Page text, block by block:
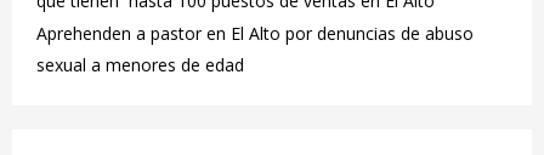
Aprehenden a pastor en El Alto por denuncias de abuso
sexual a menores de edad